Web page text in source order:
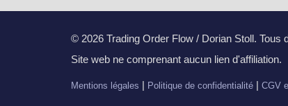
© 2026 Trading Order Flow / Dorian Stoll. Tous
Site web ne comprenant aucun lien d'affiliation.
Mentions légales | Politique de confidentialité | CGV